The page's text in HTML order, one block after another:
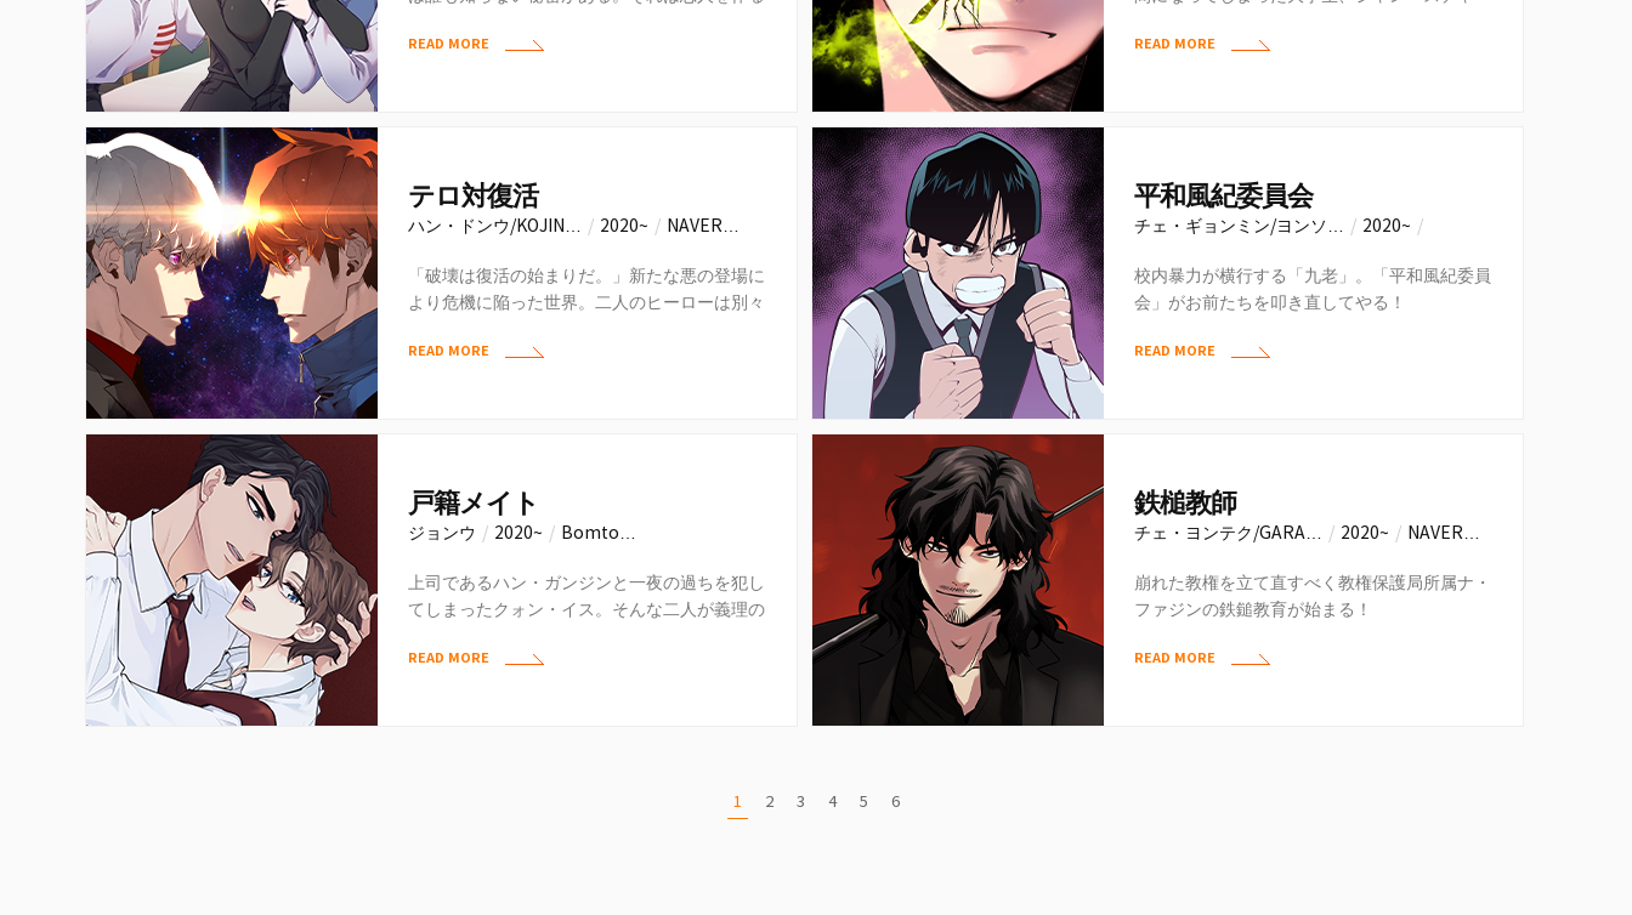
る日…
READ MORE
ある日…
READ MORE
テロ対復活
ハン・ドンウ/KOJIN… / 2020~ / NAVER…
「破壊は復活の始まりだ。」新たな悪の登場に
より危機に陥った世界。二人のヒーローは別々
READ MORE
平和風紀委員会
チェ・ギョンミン/ヨンソ… / 2020~ /
校内暴力が横行する「九老」。「平和風紀委員
会」がお前たちを叩き直してやる！
READ MORE
戸籍メイト
ジョンウ / 2020~ / Bomto…
上司であるハン・ガンジンと一夜の過ちを犯し
てしまったクォン・イス。そんな二人が義理の
同居…
READ MORE
鉄槌教師
チェ・ヨンテク/GARA… / 2020~ / NAVER…
崩れた教権を立て直すべく教権保護局所属ナ・
ファジンの鉄鎚教育が始まる！
READ MORE
1 2 3 4 5 6